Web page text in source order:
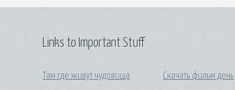
Links to Important Stuff
Там где живут чудовища
Скачать фильм день